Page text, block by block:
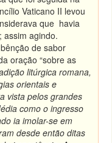
Vaticano II levou
que havia
assim agindo.
de sabor
oração “sobre as
litúrgica romana,
orientais e
vista pelos grandes
como o ingresso
ia imolar-se em
desde então ditas